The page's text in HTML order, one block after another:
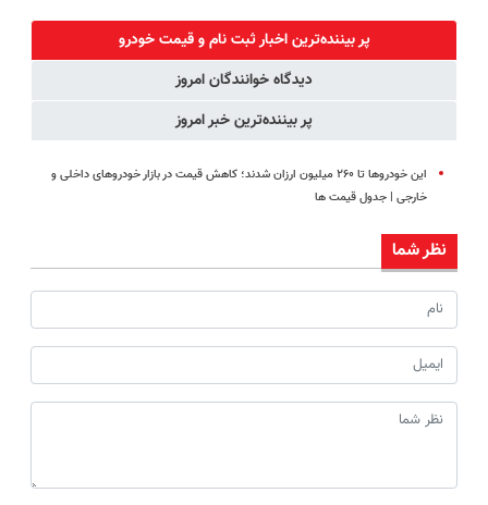
سبک و مقاوم |
پرداخت قسطی
◗پرسش‌نامه◖
آموزش رایگانپر بیننده‌ترین اخبار ثبت نام و قیمت خودرو
دیدگاه خوانندگان امروز
پر بیننده‌ترین خبر امروز
این خودروها تا ۲۶۰ میلیون ارزان شدند؛ کاهش قیمت در بازار خودروهای داخلی و
خارجی | جدول قیمت ها
نظر شما